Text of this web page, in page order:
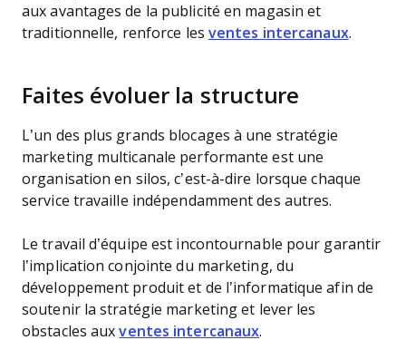
aux avantages de la publicité en magasin et
traditionnelle, renforce les ventes intercanaux.
Faites évoluer la structure
L’un des plus grands blocages à une stratégie
marketing multicanale performante est une
organisation en silos, c’est-à-dire lorsque chaque
service travaille indépendamment des autres.
Le travail d’équipe est incontournable pour garantir
l’implication conjointe du marketing, du
développement produit et de l’informatique afin de
soutenir la stratégie marketing et lever les
obstacles auxventes intercanaux.